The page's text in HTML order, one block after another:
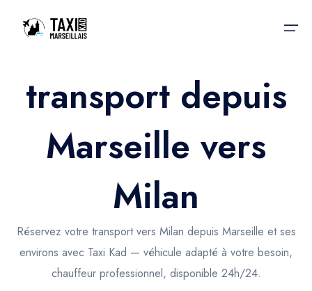
Accueil
Nos services
Nos services
Trajet Gare SNCF
Trajet Port croisière
Trajet Séminaire
Actualités & évènements
Contactez-nous
transport depuis
Marseille vers
Milan
Réservez votre transport vers Milan depuis Marseille et ses
environs avec Taxi Kad — véhicule adapté à votre besoin,
chauffeur professionnel, disponible 24h/24.